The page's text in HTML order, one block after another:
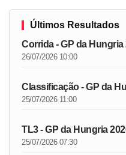
Últimos Resultados
Corrida - GP da Hungria
26/07/2026 10:00
Classificação - GP da
25/07/2026 11:00
TL3 - GP da Hungria
25/07/2026 07:30